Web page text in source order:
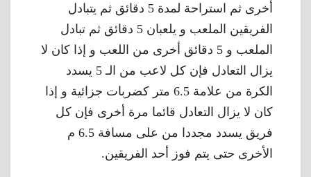
أخرى ثم استراحة لمدة 5 دقائق ثم يتبادل
الفريقين الملعب و يلعبان 5 دقائق ثم تبادل
الملعب و 5 دقائق أخرى من اللعب و إذا كان لا
يزال التعادل فإن كل لاعب من الـ 5 يسدد
الكرة من علامة 6.5 متر كضربات جزائية و إذا
كان لا يزال التعادل قائما مرة أخرى فإن كل
فريق يسدد مجددا من على مسافة 6.5 م
الأخرى حتى يتم فوز أحد الفريقين.